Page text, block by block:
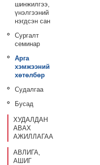
шинжилгээ,
үнэлгээний
нэгдсэн сан
Сургалт
семинар
Арга
хэмжээний
хөтөлбөр
Судалгаа
Бусад
ХУДАЛДАН
АВАХ
АЖИЛЛАГАА
АВЛИГА,
АШИГ